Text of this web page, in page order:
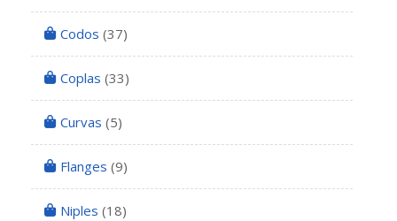
Codos (37)
Coplas (33)
Curvas (5)
Flanges (9)
Niples (18)